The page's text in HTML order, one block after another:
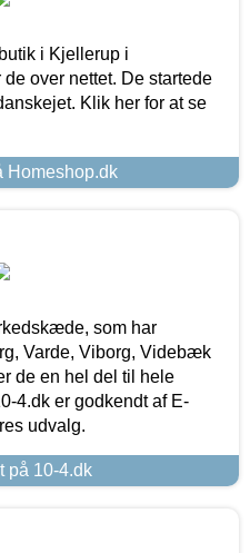
i Kjellerup i
over nettet. De startede
Klik her for at se
Homeshop.dk
som har
Varde, Viborg, Videbæk
de en hel del til hele
4.dk er godkendt af E-
udvalg.
på 10-4.dk